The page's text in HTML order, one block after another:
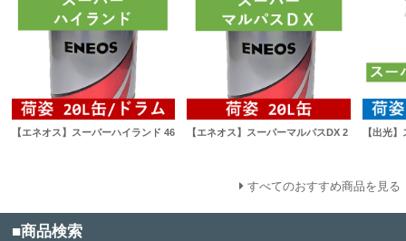
【エネオス】スーパーハイランド 46 【エネオス】スーパーマルパスDX 2 【出光
すべてのおすすめ商品を見る
■商品検索